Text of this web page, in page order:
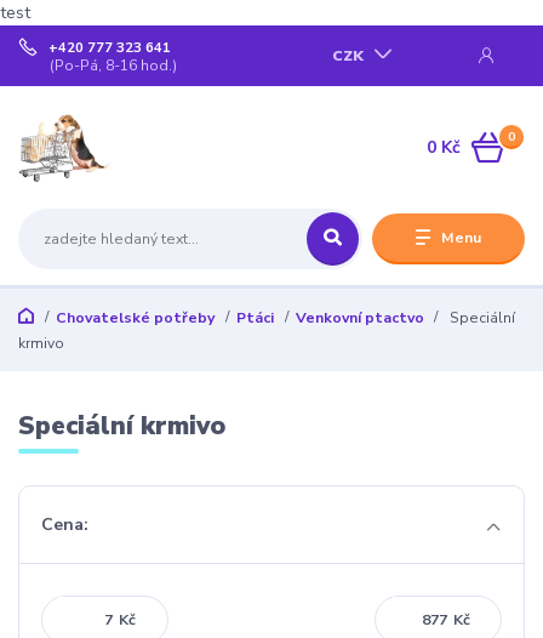
test
Menu
CZK
+420 777 323 641
(Po-Pá, 8-16 hod.)
0
0 Kč
Chovatelské potřeby Ptáci Venkovní ptactvo
Speciální
krmivo
Speciální krmivo
Cena:
Kč Kč